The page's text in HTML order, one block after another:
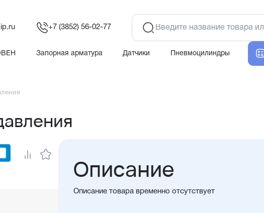
+7 (3852) 56-02-77
Запорная арматура Датчики Пневмоцилиндры
Описание
Описание товара временно отсутствует